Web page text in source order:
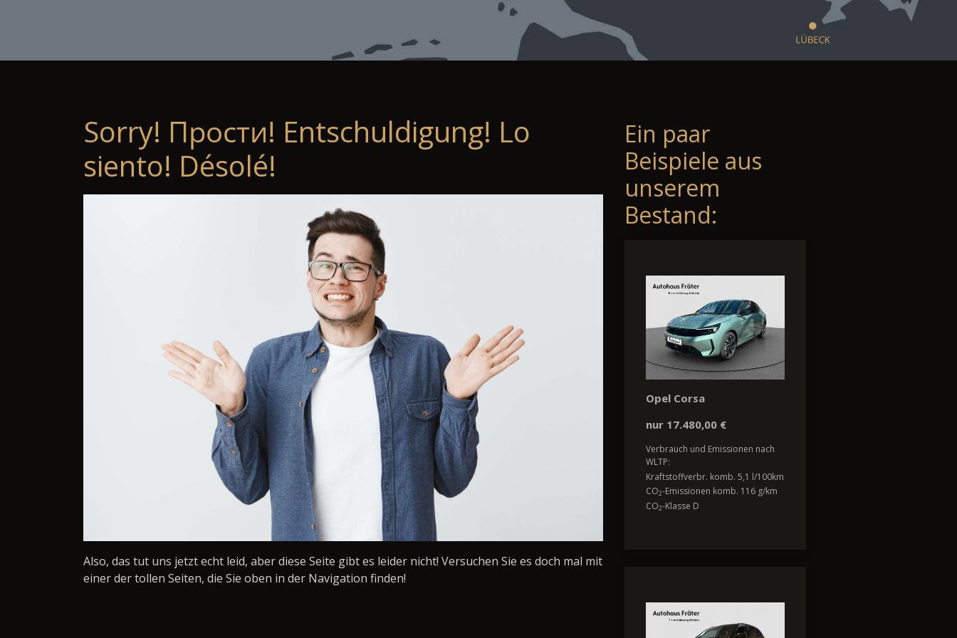
Sorry! Прости! Entschuldigung! Lo
siento! Désolé!
Also, das tut uns jetzt echt leid, aber diese Seite gibt es leider nicht! Versuchen Sie es doch mal mit
einer der tollen Seiten, die Sie oben in der Navigation finden!
Ein paar
Beispiele aus
unserem
Bestand:
Opel Corsa
nur 17.480,00 €
Verbrauch und Emissionen nach
WLTP:
Kraftstoffverbr. komb. 5,1 l/100km
CO2-Emissionen komb. 116 g/km
CO2-Klasse D